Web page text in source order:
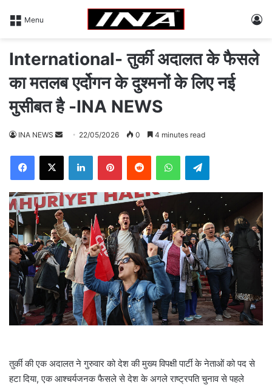
Menu
International- तुर्की अदालत के फैसले
का मतलब एर्दोगन के दुश्मनों के लिए नई
मुसीबत है -INA NEWS
INA NEWS
d
a
n
e
m
a
i
22/05/2026 0 4 minutes read
तुर्की की एक अदालत ने गुरुवार को देश की मुख्य विपक्षी पार्टी के नेताओं को पद से
हटा दिया, एक आश्चर्यजनक फैसले से देश के अगले राष्ट्रपति चुनाव से पहले